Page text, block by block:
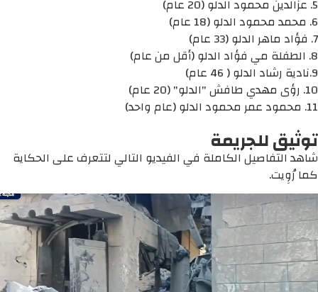
5. عزالدين محمود الدلو (20 عام)
6. محمد محمود الدلو (18 عام)
7. فؤاد ماهر الدلو (33 عام)
8. الطفلة مي فؤاد الدلو (أقل من عام)
9.نادية رشاد الدلو ( 46 عام)
10. رؤى مهدي طافش "الدلو" (20 عام)
11. محمود عمر محمود الدلو (عام واحد)
توثيق للجريمة
شاهد التفاصيل الكاملة في الفيديو التالي لتتعرف على الحكاية
كما رُوِيت.